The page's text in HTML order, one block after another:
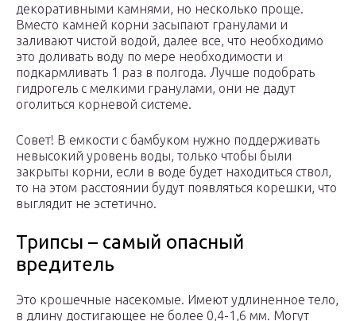
декоративными камнями, но несколько проще.
Вместо камней корни засыпают гранулами и
заливают чистой водой, далее все, что необходимо
это доливать воду по мере необходимости и
подкармливать 1 раз в полгода. Лучше подобрать
гидрогель с мелкими гранулами, они не дадут
оголиться корневой системе.
Совет! В емкости с бамбуком нужно поддерживать
невысокий уровень воды, только чтобы были
закрыты корни, если в воде будет находиться ствол,
то на этом расстоянии будут появляться корешки, что
выглядит не эстетично.
Трипсы – самый опасный
вредитель
Это крошечные насекомые. Имеют удлиненное тело,
в длину достигающее не более 0,4-1,6 мм. Могут